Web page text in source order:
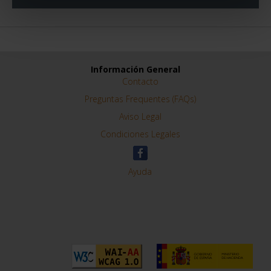
Información General
Contacto
Preguntas Frequentes (FAQs)
Aviso Legal
Condiciones Legales
Ayuda